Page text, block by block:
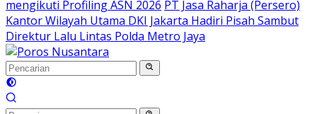
mengikuti Profiling ASN 2026 PT Jasa Raharja (Persero)
Kantor Wilayah Utama DKI Jakarta Hadiri Pisah Sambut
Direktur Lalu Lintas Polda Metro Jaya